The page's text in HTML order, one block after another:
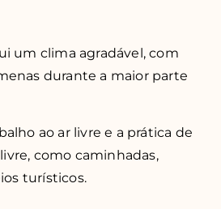
um clima agradável, com
durante a maior parte
ao ar livre e a prática de
como caminhadas,
turísticos.